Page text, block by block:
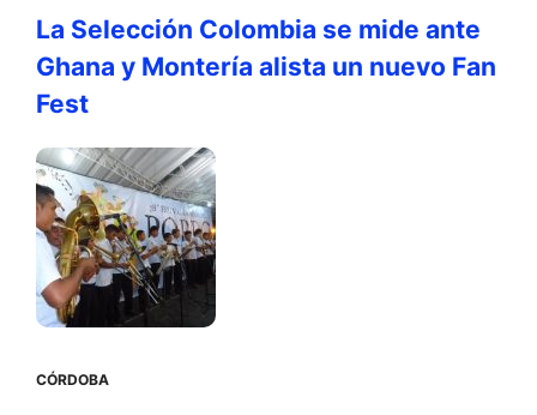
La Selección Colombia se mide ante
Ghana y Montería alista un nuevo Fan
Fest
CÓRDOBA